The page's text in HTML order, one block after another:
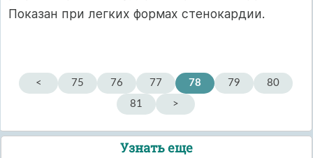
Показан при легких формах стенокардии.
< 75 76 77 78 79
80
81
>
Узнать еще